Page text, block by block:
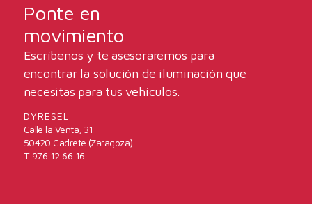
Ponte en
movimiento
Escríbenos y te asesoraremos para
encontrar la solución de iluminación que
necesitas para tus vehículos.
DYRESEL
Calle la Venta, 31
50420 Cadrete (Zaragoza)
T. 976 12 66 16